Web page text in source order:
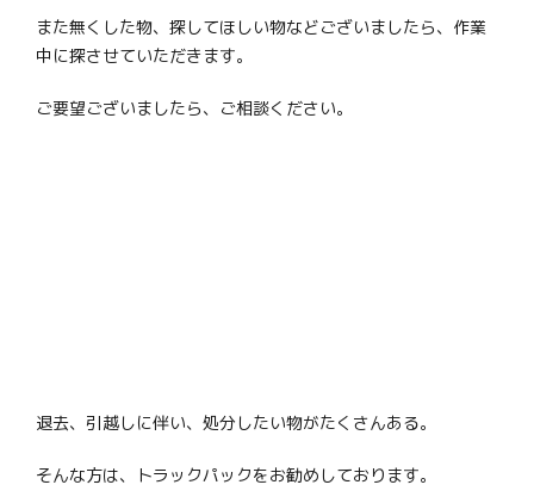
また無くした物、探してほしい物などございましたら、作業
中に探させていただきます。
ご要望ございましたら、ご相談ください。
退去、引越しに伴い、処分したい物がたくさんある。
そんな方は、トラックパックをお勧めしております。